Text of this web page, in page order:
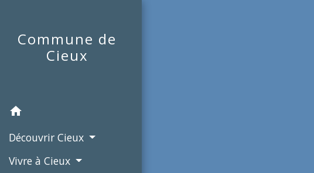
Commune de
Cieux
home
Découvrir Cieux
Vivre à Cieux